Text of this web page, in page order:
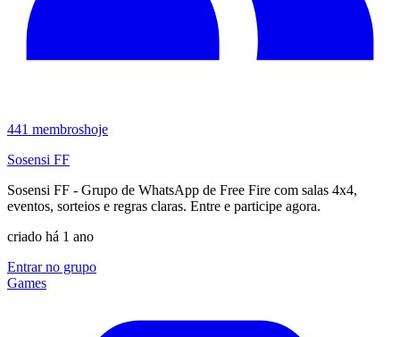
441 membroshoje
Sosensi FF
Sosensi FF - Grupo de WhatsApp de Free Fire com salas 4x4,
eventos, sorteios e regras claras. Entre e participe agora.
criado há 1 ano
Entrar no grupo
Games